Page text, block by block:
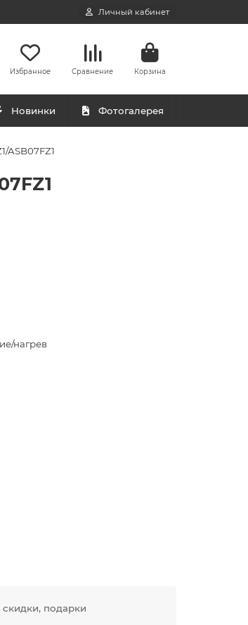
Личный кабинет
Избранное Сравнение Корзина
Новинки Фотогалерея
ASB07FZ1
нагрев
скидки, подарки